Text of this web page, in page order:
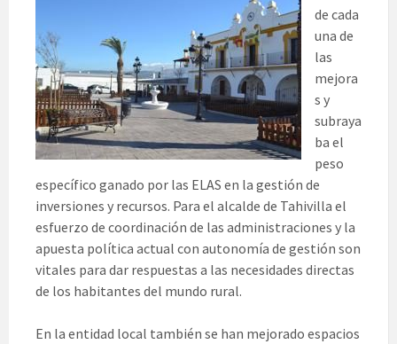
de cada
una de
las
mejora
s y
subraya
ba el
peso
específico ganado por las ELAS en la gestión de
inversiones y recursos. Para el alcalde de Tahivilla el
esfuerzo de coordinación de las administraciones y la
apuesta política actual con autonomía de gestión son
vitales para dar respuestas a las necesidades directas
de los habitantes del mundo rural.
En la entidad local también se han mejorado espacios